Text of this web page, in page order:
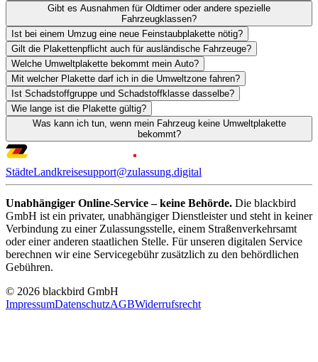
Gibt es Ausnahmen für Oldtimer oder andere spezielle
Fahrzeugklassen?
Ist bei einem Umzug eine neue Feinstaubplakette nötig?
Gilt die Plakettenpflicht auch für ausländische Fahrzeuge?
Welche Umweltplakette bekommt mein Auto?
Mit welcher Plakette darf ich in die Umweltzone fahren?
Ist Schadstoffgruppe und Schadstoffklasse dasselbe?
Wie lange ist die Plakette gültig?
Was kann ich tun, wenn mein Fahrzeug keine Umweltplakette
bekommt?
StädteLandkreisesupport@zulassung.digital
Unabhängiger Online-Service – keine Behörde. Die blackbird
GmbH ist ein privater, unabhängiger Dienstleister und steht in keiner
Verbindung zu einer Zulassungsstelle, einem Straßenverkehrsamt
oder einer anderen staatlichen Stelle. Für unseren digitalen Service
berechnen wir eine Servicegebühr zusätzlich zu den behördlichen
Gebühren.
© 2026 blackbird GmbH
ImpressumDatenschutzAGBWiderrufsrecht